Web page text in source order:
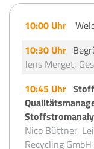
10:00 Uhr
10:30 Uhr
Jens Merget,
10:45 Uhr
Nico Büttner,
Recycling GmbH